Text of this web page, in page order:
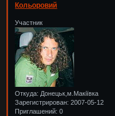
Кольоровий
Участник
Откуда: Донецьк,м.Макіївка
Зарегистрирован: 2007-05-12
Приглашений: 0